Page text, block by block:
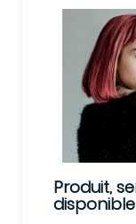
Produit,